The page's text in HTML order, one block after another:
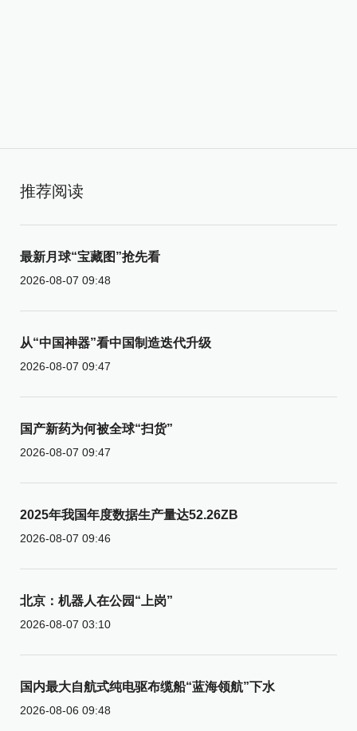
推荐阅读
最新月球“宝藏图”抢先看
2026-08-07 09:48
从“中国神器”看中国制造迭代升级
2026-08-07 09:47
国产新药为何被全球“扫货”
2026-08-07 09:47
2025年我国年度数据生产量达52.26ZB
2026-08-07 09:46
北京：机器人在公园“上岗”
2026-08-07 03:10
国内最大自航式纯电驱布缆船“蓝海领航”下水
2026-08-06 09:48